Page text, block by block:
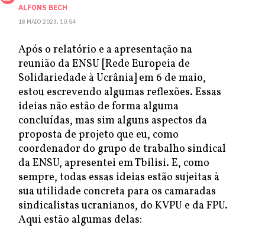
ALFONS BECH
18 MAIO 2023, 10:54
Após o relatório e a apresentação na
reunião da ENSU [Rede Europeia de
Solidariedade à Ucrânia] em 6 de maio,
estou escrevendo algumas reflexões. Essas
ideias não estão de forma alguma
concluídas, mas sim alguns aspectos da
proposta de projeto que eu, como
coordenador do grupo de trabalho sindical
da ENSU, apresentei em Tbilisi. E, como
sempre, todas essas ideias estão sujeitas à
sua utilidade concreta para os camaradas
sindicalistas ucranianos, do KVPU e da FPU.
Aqui estão algumas delas: